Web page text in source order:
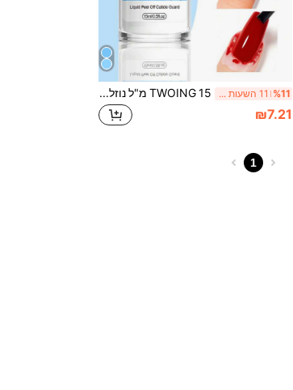
%11 11 השעות האחרונות TWOING 15 מ"ל נוזל לקילוף ציפורניים דבק נגד הצפה לקצה סרט לטקס, מגן לציפורניים לקלף לציפורניים ללק אצבעות, אבזר לק למניקור
₪7.21
1